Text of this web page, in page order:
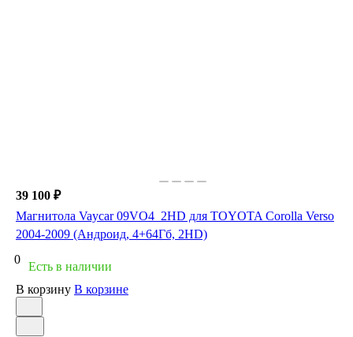
39 100 ₽
Магнитола Vaycar 09VO4_2HD для TOYOTA Corolla Verso
2004-2009 (Андроид, 4+64Гб, 2HD)
0
Есть в наличии
В корзину В корзине